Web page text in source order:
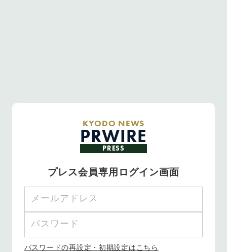
KYODO NEWS
PRWIRE
PRESS
プレス会員専用ログイン画面
パスワードの再設定・初期設定はこちら